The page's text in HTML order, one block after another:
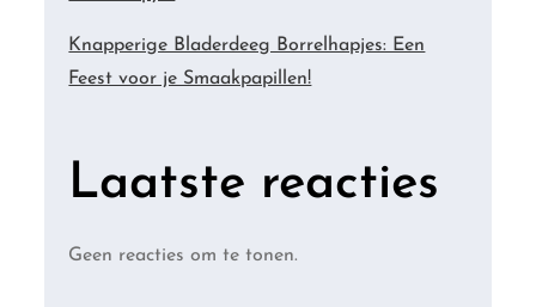
Knapperige Bladerdeeg Borrelhapjes: Een
Feest voor je Smaakpapillen!
Laatste reacties
Geen reacties om te tonen.